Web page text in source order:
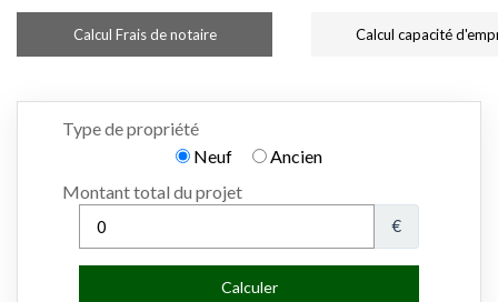
Calcul Frais de notaire Calcul capacité